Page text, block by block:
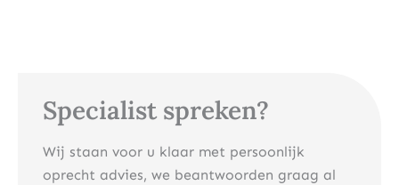
Specialist spreken?
Wij staan voor u klaar met persoonlijk
oprecht advies, we beantwoorden graag al